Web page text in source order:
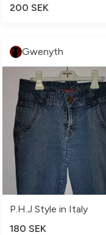
200 SEK
Gwenyth
P.H.J Style in Italy
180 SEK